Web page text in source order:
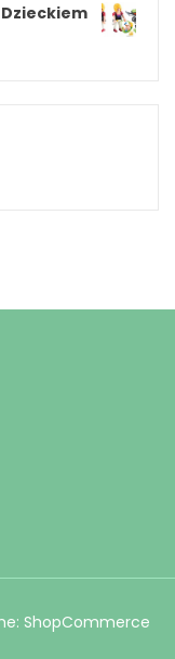
Dzieckiem
ShopCommerce